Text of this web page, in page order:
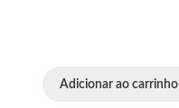
Adicionar ao carrinho